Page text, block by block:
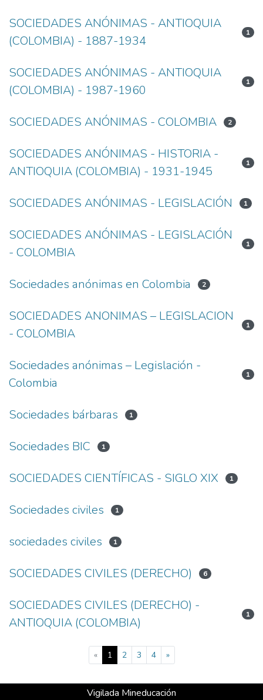
SOCIEDADES ANÓNIMAS - ANTIOQUIA
(COLOMBIA) - 1887-1934
1
SOCIEDADES ANÓNIMAS - ANTIOQUIA
(COLOMBIA) - 1987-1960
1
SOCIEDADES ANÓNIMAS - COLOMBIA 2
SOCIEDADES ANÓNIMAS - HISTORIA -
ANTIOQUIA (COLOMBIA) - 1931-1945
1
SOCIEDADES ANÓNIMAS - LEGISLACIÓN 1
SOCIEDADES ANÓNIMAS - LEGISLACIÓN
- COLOMBIA
1
Sociedades anónimas en Colombia 2
SOCIEDADES ANONIMAS – LEGISLACION
- COLOMBIA
1
Sociedades anónimas – Legislación -
Colombia
1
Sociedades bárbaras 1
Sociedades BIC 1
SOCIEDADES CIENTÍFICAS - SIGLO XIX 1
Sociedades civiles 1
sociedades civiles 1
SOCIEDADES CIVILES (DERECHO) 6
SOCIEDADES CIVILES (DERECHO) -
ANTIOQUIA (COLOMBIA)
1
« 1(current)
2 3 4 »
Vigilada Mineducación